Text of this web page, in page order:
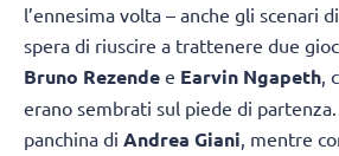
l’ennesima volta – anche gli scenari
spera di riuscire a trattenere due
Bruno Rezende e Earvin Ngapeth
erano sembrati sul piede di
panchina di Andrea Giani , mentre